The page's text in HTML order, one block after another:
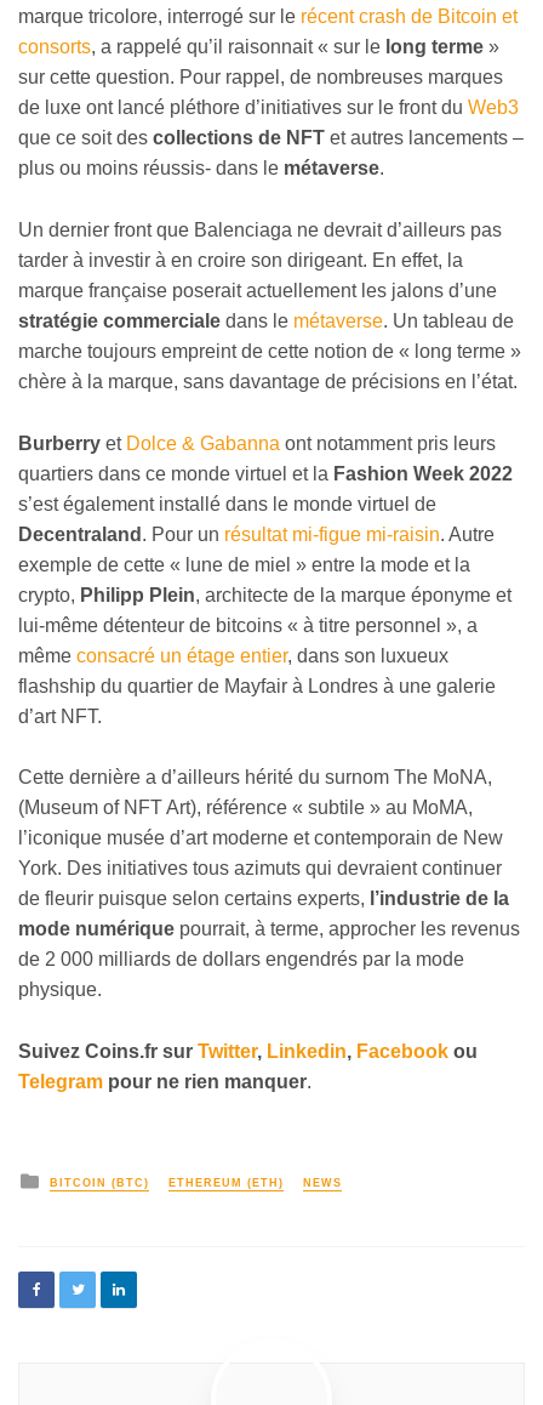
marque tricolore, interrogé sur le récent crash de Bitcoin et
consorts, a rappelé qu’il raisonnait « sur le long terme »
sur cette question. Pour rappel, de nombreuses marques
de luxe ont lancé pléthore d’initiatives sur le front du Web3
que ce soit des collections de NFT et autres lancements –
plus ou moins réussis- dans le métaverse.
Un dernier front que Balenciaga ne devrait d’ailleurs pas
tarder à investir à en croire son dirigeant. En effet, la
marque française poserait actuellement les jalons d’une
stratégie commerciale dans le métaverse. Un tableau de
marche toujours empreint de cette notion de « long terme »
chère à la marque, sans davantage de précisions en l’état.
Burberry et Dolce & Gabanna ont notamment pris leurs
quartiers dans ce monde virtuel et la Fashion Week 2022
s’est également installé dans le monde virtuel de
Decentraland . Pour un résultat mi-figue mi-raisin. Autre
exemple de cette « lune de miel » entre la mode et la
crypto, Philipp Plein, architecte de la marque éponyme et
lui-même détenteur de bitcoins « à titre personnel », a
même consacré un étage entier, dans son luxueux
flashship du quartier de Mayfair à Londres à une galerie
d’art NFT.
Cette dernière a d’ailleurs hérité du surnom The MoNA,
(Museum of NFT Art), référence « subtile » au MoMA,
l’iconique musée d’art moderne et contemporain de New
York. Des initiatives tous azimuts qui devraient continuer
de fleurir puisque selon certains experts, l’industrie de la
mode numérique pourrait, à terme, approcher les revenus
de 2 000 milliards de dollars engendrés par la mode
physique.
Suivez Coins.fr sur Twitter, Linkedin, Facebook ou
Telegram pour ne rien manquer.
BITCOIN (BTC) ETHEREUM (ETH) NEWS